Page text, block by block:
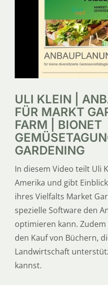
ÜBER UNS
ULI KLEIN |
FÜR MARKT
FARM | BIONET
GARDENING
In diesem Video teilt Uli
Amerika und gibt
ihres Vielfalts Market
spezielle Software den
optimieren kann.
den Kauf von Büchern,
Landwirtschaft
kannst.